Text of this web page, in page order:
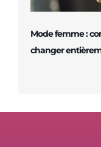
Mode femme :
changer